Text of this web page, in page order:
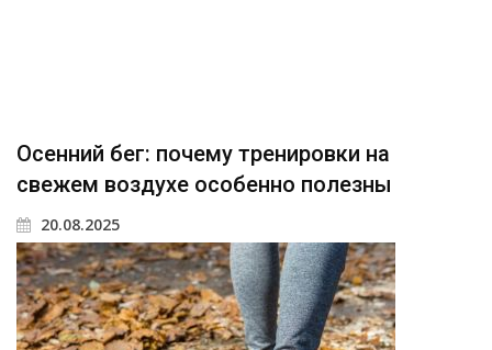
Осенний бег: почему тренировки на
свежем воздухе особенно полезны
20.08.2025